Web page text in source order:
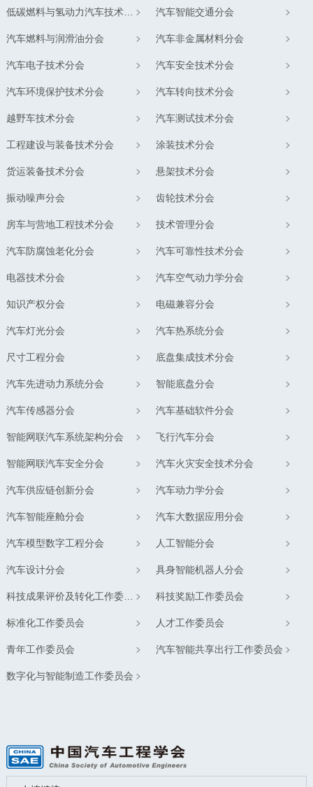
低碳燃料与氢动力汽车技术分会 汽车智能交通分会
汽车燃料与润滑油分会 汽车非金属材料分会
汽车电子技术分会 汽车安全技术分会
汽车环境保护技术分会 汽车转向技术分会
越野车技术分会 汽车测试技术分会
工程建设与装备技术分会 涂装技术分会
货运装备技术分会 悬架技术分会
振动噪声分会 齿轮技术分会
房车与营地工程技术分会 技术管理分会
汽车防腐蚀老化分会 汽车可靠性技术分会
电器技术分会 汽车空气动力学分会
知识产权分会 电磁兼容分会
汽车灯光分会 汽车热系统分会
尺寸工程分会 底盘集成技术分会
汽车先进动力系统分会 智能底盘分会
汽车传感器分会 汽车基础软件分会
智能网联汽车系统架构分会 飞行汽车分会
智能网联汽车安全分会 汽车火灾安全技术分会
汽车供应链创新分会 汽车动力学分会
汽车智能座舱分会 汽车大数据应用分会
汽车模型数字工程分会 人工智能分会
汽车设计分会 具身智能机器人分会
科技成果评价及转化工作委员会 科技奖励工作委员会
标准化工作委员会 人才工作委员会
青年工作委员会 汽车智能共享出行工作委员会
数字化与智能制造工作委员会